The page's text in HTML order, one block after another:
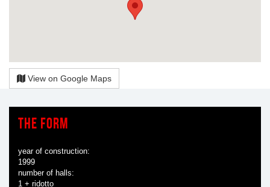
View on Google Maps
The form
year of construction
1999
number of halls
1 + ridotto